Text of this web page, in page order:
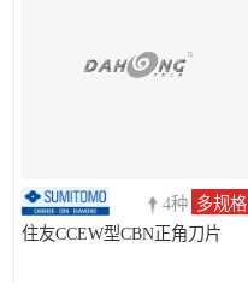
4种 多规格
住友CCEW型CBN正角刀片